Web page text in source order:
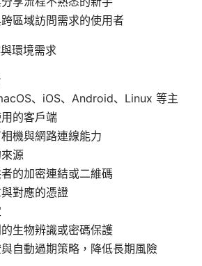
區域訪問需求的使用者
環境需求
、iOS、Android、Linux 等主
的客戶端
機與網路連線能力
源
的加密連結或二維碼
對應的憑證
生物辨識或密碼保護
自動過期策略，降低長期風險